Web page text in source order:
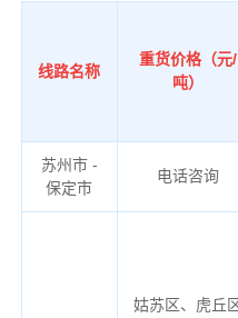
线路名称
重货价格（元/
吨）
苏州市 -
保定市
电话咨询
姑苏区、虎丘